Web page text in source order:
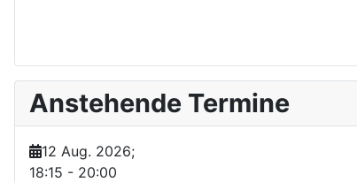
Anstehende Termine
12 Aug. 2026;
18:15 - 20:00